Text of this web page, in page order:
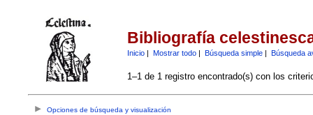
Bibliografía
Inicio| Mostrar todo| Búsqueda simple| Búsqueda
1–1 de 1 registro encontrado(s) con los
Opciones de búsqueda y visualización